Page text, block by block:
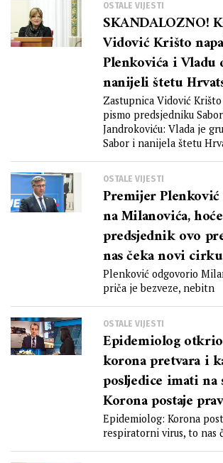
OSTALE VIJESTI
SKANDALOZNO!
Vidović Krišto
Plenkovića i Vladu
nanijeli štetu
Zastupnica Vidović
pismo predsjedniku
Jandrokoviću: Vlada je
Sabor i nanijela štetu
OSTALE VIJESTI
Premijer
na Milanovića,
predsjednik ovo
nas čeka novi
Plenković odgovorio
priča je bezveze, nebitn
OSTALE VIJESTI
Epidemiolog
korona pretvara i
posljedice imati na
Korona postaje
respiratorni virus,
sretnima
Epidemiolog: Korona
respiratorni virus, to nas